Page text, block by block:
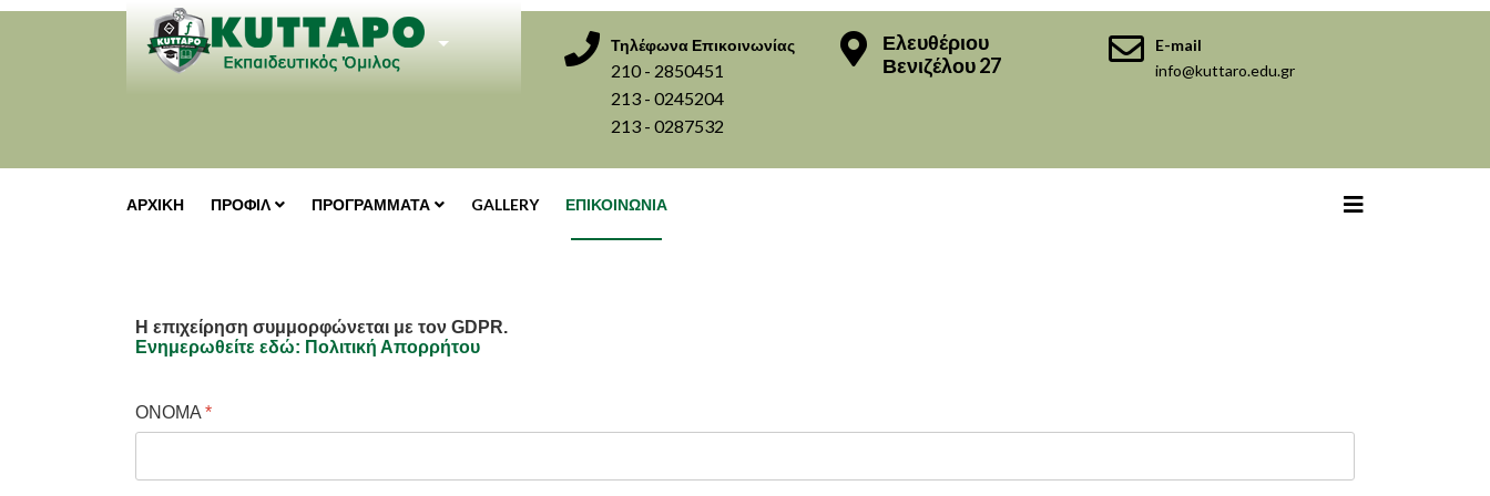
MAXIMENU CK
Τηλέφωνα Επικοινωνίας
210 - 2850451
213 - 0245204
213 - 0287532
Ελευθέριου
Βενιζέλου 27
E-mail
info@kuttaro.edu.gr
ΑΡΧΙΚΉ ΠΡΟΦΙΛ ΠΡΟΓΡΑΜΜΑΤΑ GALLERY ΕΠΙΚΟΙΝΩΝΙΑ
Η επιχείρηση συμμορφώνεται με τον GDPR.
Ενημερωθείτε εδώ: Πολιτική Απορρήτου
ONOMA *